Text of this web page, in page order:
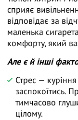
сприяє
відповідає за
маленька
комфорту, який
Але є й інші
Стрес —
заспокоїтись.
тимчасово
цілому.